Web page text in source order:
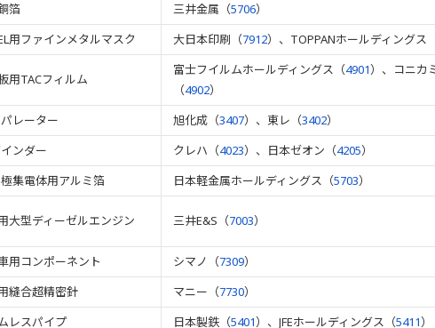
箔
三井金属（5706）
用ファインメタルマスク
大日本印刷（7912）、TOPPANホールディングス
用TACフィルム
富士フイルムホールディングス（4901）、コニカ
（4902）
レーター
旭化成（3407）、東レ（3402）
ンダー
クレハ（4023）、日本ゼオン（4205）
集電体用アルミ箔
日本軽金属ホールディングス（5703）
大型ディーゼルエンジン 三井E&S（7003）
用コンポーネント シマノ（7309）
縫合超精密針
マニー（7730）
レスパイプ
日本製鉄（5401）、JFEホールディングス（5411）